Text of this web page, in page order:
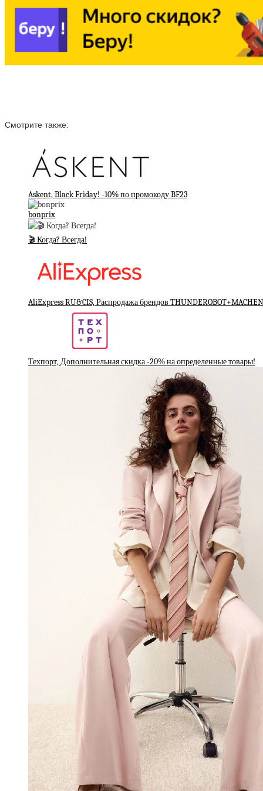
Смотрите также:
Askent, Black Friday! -10% по промокоду BF23
bonprix
🎬 Когда? Всегда!
AliExpress RU&CIS, Распродажа брендов
Техпорт, Дополнительная скидка -20% на определенные товары!